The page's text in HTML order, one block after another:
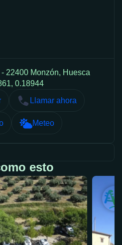
22400 Monzón, Huesca
0.18944
Llamar ahora
Meteo
esto